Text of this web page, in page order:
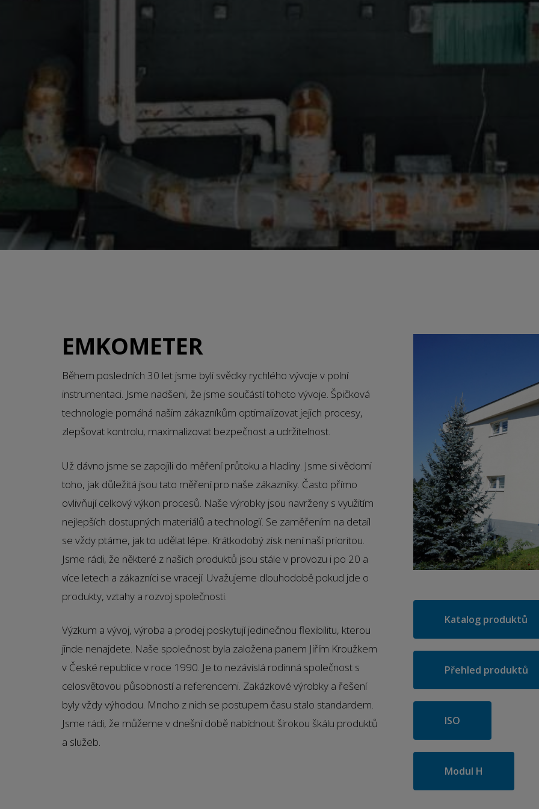
EMKOMETER
Během posledních 30 let jsme byli svědky rychlého vývoje v polní
instrumentaci. Jsme nadšeni, že jsme součástí tohoto vývoje. Špičková
technologie pomáhá našim zákazníkům optimalizovat jejich procesy,
zlepšovat kontrolu, maximalizovat bezpečnost a udržitelnost.
Už dávno jsme se zapojili do měření průtoku a hladiny. Jsme si vědomi
toho, jak důležitá jsou tato měření pro naše zákazníky. Často přímo
ovlivňují celkový výkon procesů. Naše výrobky jsou navrženy s využitím
nejlepších dostupných materiálů a technologií. Se zaměřením na detail
se vždy ptáme, jak to udělat lépe. Krátkodobý zisk není naší prioritou.
Jsme rádi, že některé z našich produktů jsou stále v provozu i po 20 a
více letech a zákazníci se vracejí. Uvažujeme dlouhodobě pokud jde o
produkty, vztahy a rozvoj společnosti.
Výzkum a vývoj, výroba a prodej poskytují jedinečnou flexibilitu, kterou
jinde nenajdete. Naše společnost byla založena panem Jiřím Kroužkem
v České republice v roce 1990. Je to nezávislá rodinná společnost s
celosvětovou působností a referencemi. Zakázkové výrobky a řešení
byly vždy výhodou. Mnoho z nich se postupem času stalo standardem.
Jsme rádi, že můžeme v dnešní době nabídnout širokou škálu produktů
a služeb.
Katalog produktů
Přehled produktů
ISO
Modul H